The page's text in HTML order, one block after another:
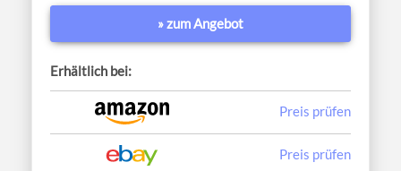
» zum Angebot
Erhältlich bei:
Preis prüfen
Preis prüfen